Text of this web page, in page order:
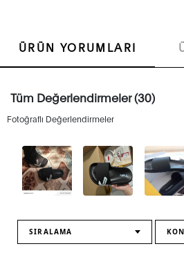
ÜRÜN YORUMLARI
Tüm Değerlendirmeler (30)
Fotoğraflı Değerlendirmeler
SIRALAMA